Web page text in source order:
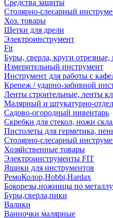
Средства защиты
Столярно-слесарный
Хоз. товары
Щетки для дрели
Электроинструмент
Fit
Буры, сверла, круги
Измерительный инструмент
Инструмент для работы с
Крепеж / ударно-забивной
Ленты строительные, ленты
Малярный и штукатурно-
Садово-огородный инвентарь
Скребки для стекол, ножи
Пистолеты для герметика,
Столярно-слесарный
Хозяйственные товары
Электроинструменты FIT
Ящики для инструментов
РемоКолор,Hobbi,Hardax
Бокорезы,ножницы по металлу
Буры,сверла,пики
Валики
Ванночки малярные